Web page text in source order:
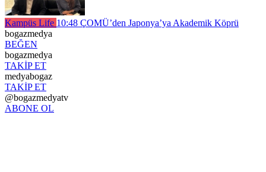
Kampüs Life 10:48 ÇOMÜ’den Japonya’ya Akademik Köprü
bogazmedya
BEĞEN
bogazmedya
TAKİP ET
medyabogaz
TAKİP ET
@bogazmedyatv
ABONE OL